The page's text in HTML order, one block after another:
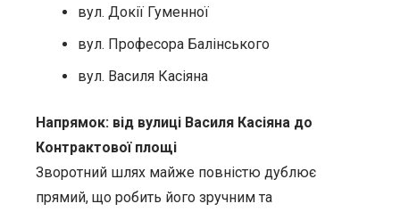
вул. Докії Гуменної
вул. Професора Балінського
вул. Василя Касiяна
Напрямок: від вулиці Василя Касіяна до
Контрактової площі
Зворотний шлях майже повністю дублює
прямий, що робить його зручним та